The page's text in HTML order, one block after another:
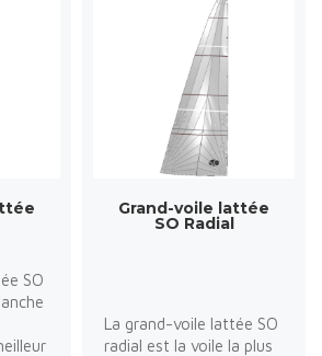
SO
Grand-voile lattée
SO Radial
La grand-voile lattée SO
radial est la voile la plus